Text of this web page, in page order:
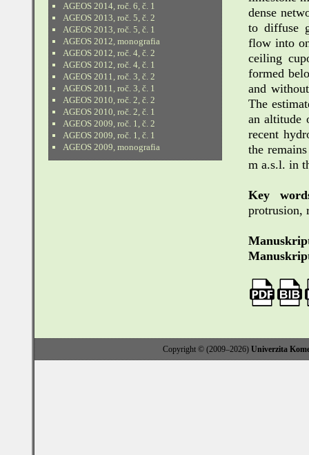
dense
to diffuse
flow into
ceiling
formed
and
The
an altitude
recent
the
m a.s.l. in
Key
protrusion,
AGEOS 2014, roč. 6, č. 1
AGEOS 2013, roč. 5, č. 2
AGEOS 2013, roč. 5, č. 1
AGEOS 2012, monografia
AGEOS 2012, roč. 4, č. 2
AGEOS 2012, roč. 4, č. 1
AGEOS 2011, roč. 3, č. 2
AGEOS 2011, roč. 3, č. 1
AGEOS 2010, roč. 2, č. 2
AGEOS 2010, roč. 2, č. 1
AGEOS 2009, roč. 1, č. 2
AGEOS 2009, roč. 1, č. 1
AGEOS 2009, monografia
Copyright © (2009–2026) Univerzita